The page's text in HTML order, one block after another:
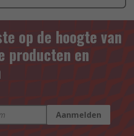
op de hoogte van
producten en
Aanmelden